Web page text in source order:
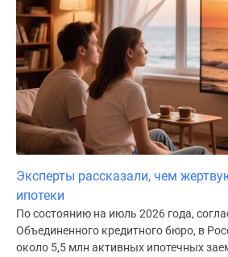
Эксперты рассказали, чем
ипотеки
По состоянию на июль 2026 года,
Объединенного кредитного бюро, в
около 5,5 млн активных ипотечных